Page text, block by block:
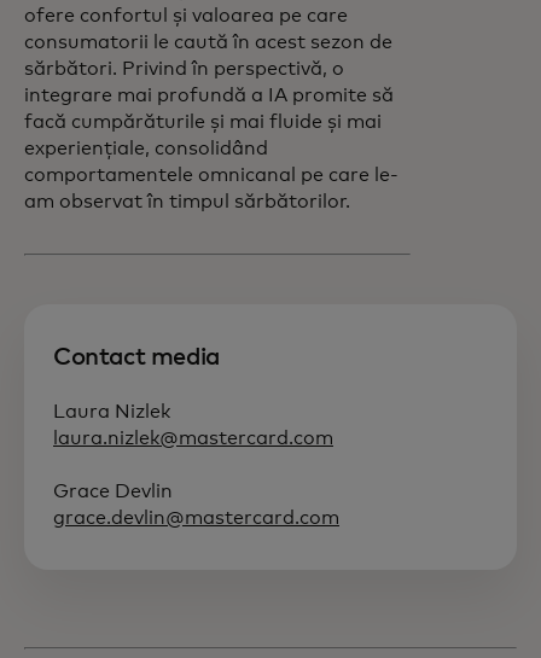
ofere confortul și valoarea pe care
consumatorii le caută în acest sezon de
sărbători. Privind în perspectivă, o
integrare mai profundă a IA promite să
facă cumpărăturile și mai fluide și mai
experiențiale, consolidând
comportamentele omnicanal pe care le-
am observat în timpul sărbătorilor.
Contact media
Laura Nizlek
laura.nizlek@mastercard.com
Grace Devlin
grace.devlin@mastercard.com